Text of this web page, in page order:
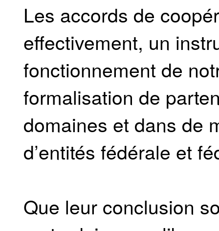
Les accords de
effectivement, un
fonctionnement de
formalisation de
domaines et dans de
d’entités fédérale et
Que leur conclusion